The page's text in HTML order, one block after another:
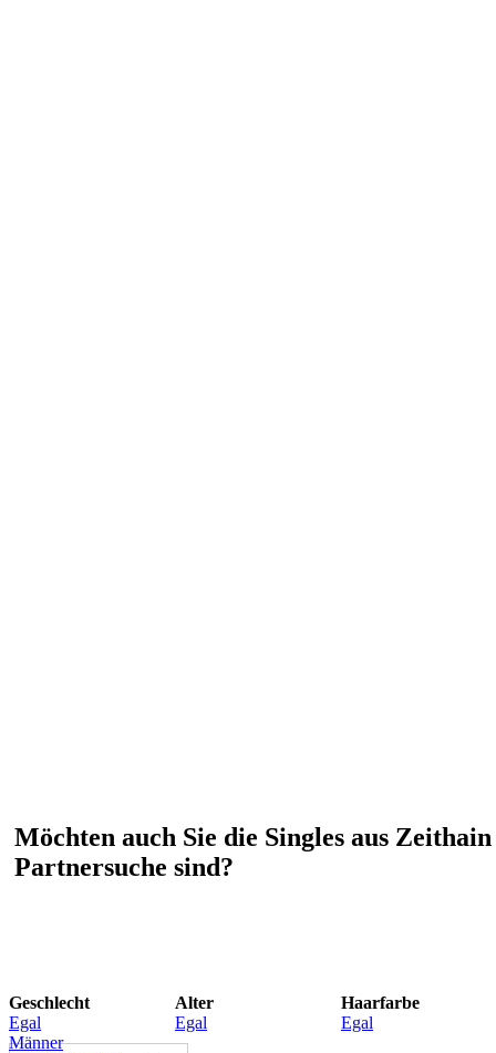
Möchten auch Sie die Singles aus
Partnersuche sind?
Geschlecht
Egal
Männer
Alter
Egal
Haarfarbe
Egal